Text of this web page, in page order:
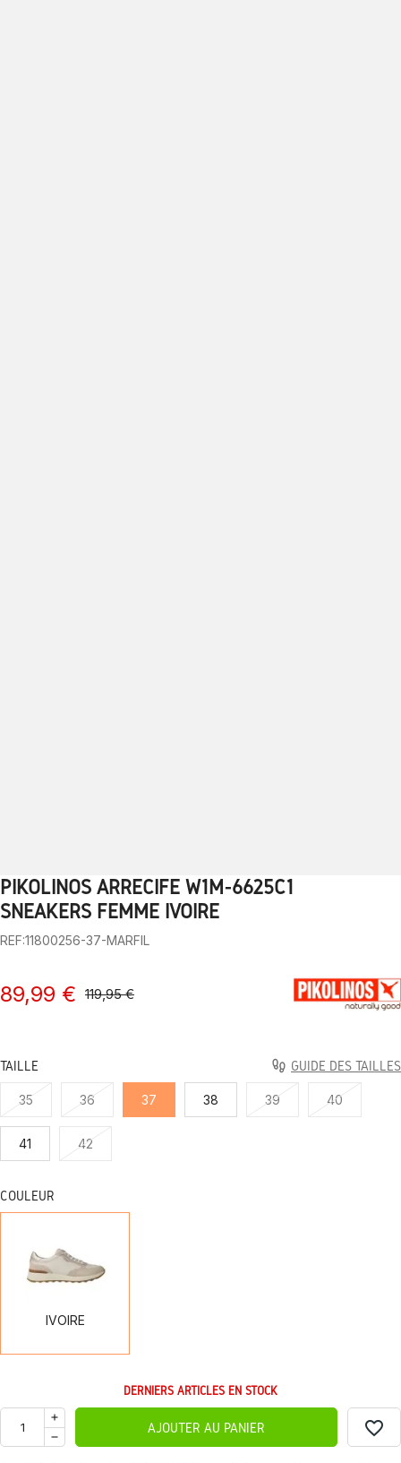
1 2 3 4 5 6 7 8
PIKOLINOS ARRECIFE W1M-6625C1
SNEAKERS FEMME IVOIRE
REF:11800256-37-MARFIL
89,99 € 119,95 €
TAILLE GUIDE DES TAILLES
35 36 37 38 39 40
41 42
COULEUR
IVOIRE
DERNIERS ARTICLES EN STOCK
AJOUTER AU PANIER favorite_border